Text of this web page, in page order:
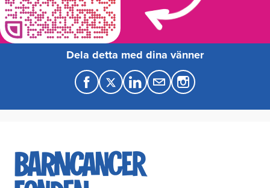
Dela detta med dina vänner
F
a
e
b
T
w
t
t
L
i
k
e
M
a